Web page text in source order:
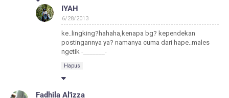
IYAH
6/28/2013
ke..lingking?hahaha,kenapa bg? kependekan
postingannya ya? namanya cuma dari hape..males
ngetik -_______-
Hapus
Fadhila Al'izza